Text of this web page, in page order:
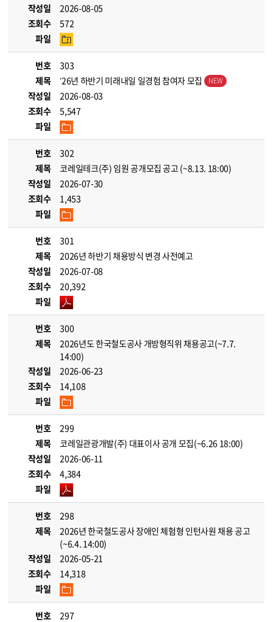
작성일
2026-08-05
조회수
572
파일
번호
303
제목
’26년 하반기 미래내일 일경험 참여자 모집
작성일
2026-08-03
조회수
5,547
파일
번호
302
제목
코레일테크(주) 임원 공개모집 공고 (~8.13. 18:00)
작성일
2026-07-30
조회수
1,453
파일
번호
301
제목
2026년 하반기 채용방식 변경 사전예고
작성일
2026-07-08
조회수
20,392
파일
번호
300
제목
2026년도 한국철도공사 개방형직위 채용공고(~7.7.
14:00)
작성일
2026-06-23
조회수
14,108
파일
번호
299
제목
코레일관광개발(주) 대표이사 공개 모집(~6.26 18:00)
작성일
2026-06-11
조회수
4,384
파일
번호
298
제목
2026년 한국철도공사 장애인 체험형 인턴사원 채용 공고
(~6.4. 14:00)
작성일
2026-05-21
조회수
14,318
파일
번호
297